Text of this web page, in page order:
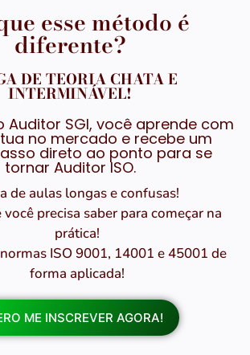
esse método é
diferente?
DE TEORIA CHATA E
INTERMINÁVEL!
Auditor SGI, você aprende com
no mercado e recebe um
direto ao ponto para se
tornar Auditor ISO.
de aulas longas e confusas!
precisa saber para começar na
prática!
ISO 9001, 14001 e 45001 de
forma aplicada!
ME INSCREVER AGORA!